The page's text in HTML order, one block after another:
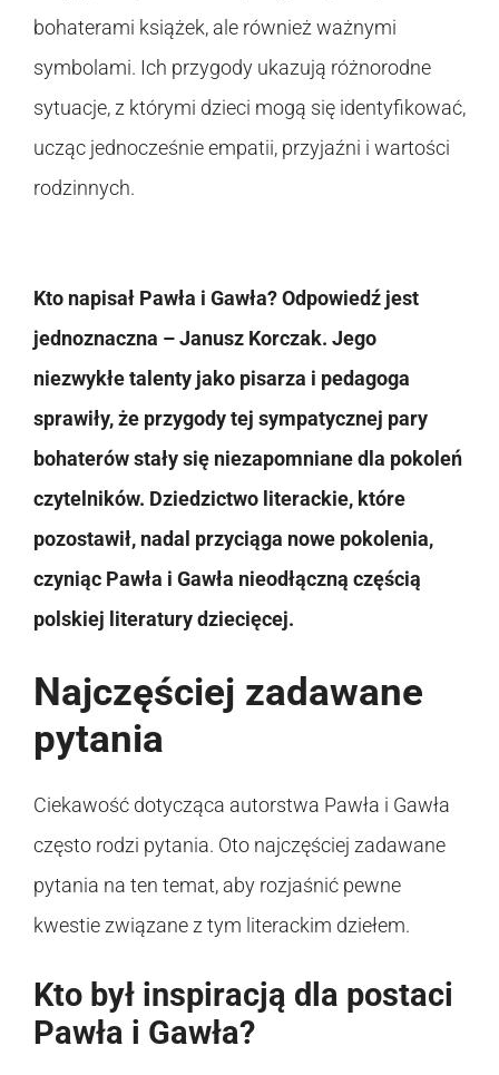
bohaterami książek, ale również ważnymi
symbolami. Ich przygody ukazują różnorodne
sytuacje, z którymi dzieci mogą się identyfikować,
ucząc jednocześnie empatii, przyjaźni i wartości
rodzinnych.
Kto napisał Pawła i Gawła? Odpowiedź jest
jednoznaczna – Janusz Korczak. Jego
niezwykłe talenty jako pisarza i pedagoga
sprawiły, że przygody tej sympatycznej pary
bohaterów stały się niezapomniane dla pokoleń
czytelników. Dziedzictwo literackie, które
pozostawił, nadal przyciąga nowe pokolenia,
czyniąc Pawła i Gawła nieodłączną częścią
polskiej literatury dziecięcej.
Najczęściej zadawane
pytania
Ciekawość dotycząca autorstwa Pawła i Gawła
często rodzi pytania. Oto najczęściej zadawane
pytania na ten temat, aby rozjaśnić pewne
kwestie związane z tym literackim dziełem.
Kto był inspiracją dla postaci
Pawła i Gawła?